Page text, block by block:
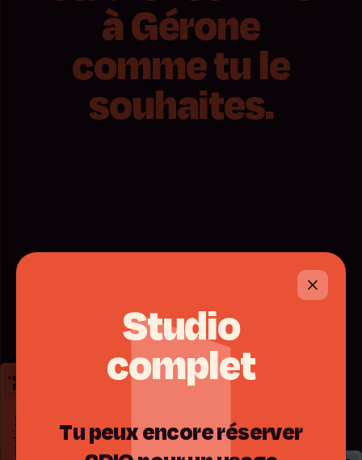
Studio
complet
Tupeuxencoreréserver
à Gérone
comme tu le
souhaites.